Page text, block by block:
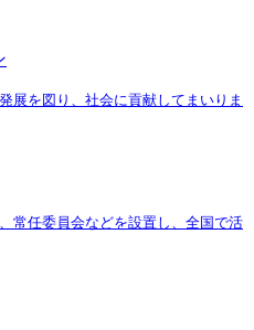
展を図り、社会に貢献してまいりま
常任委員会などを設置し、全国で活